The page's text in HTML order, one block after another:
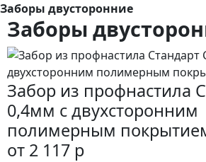
Заборы двусторонние
Заборы
Забор из профнастила
0,4мм с двухсторонним
полимерным
от 2 117 р